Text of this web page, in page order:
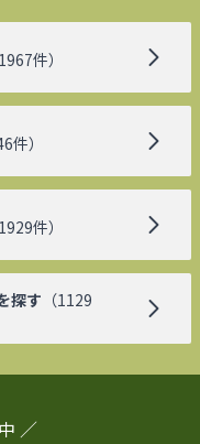
1967件）
件）
1929件）
探す （1129
／